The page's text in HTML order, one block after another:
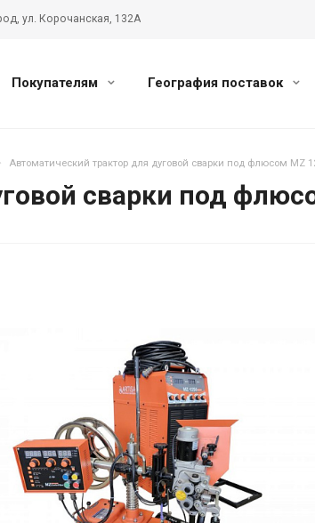
ул. Корочанская, 132А
Покупателям География поставок
Aвтоматический трактор для дуговой сварки под флюсом MZ
сварки под